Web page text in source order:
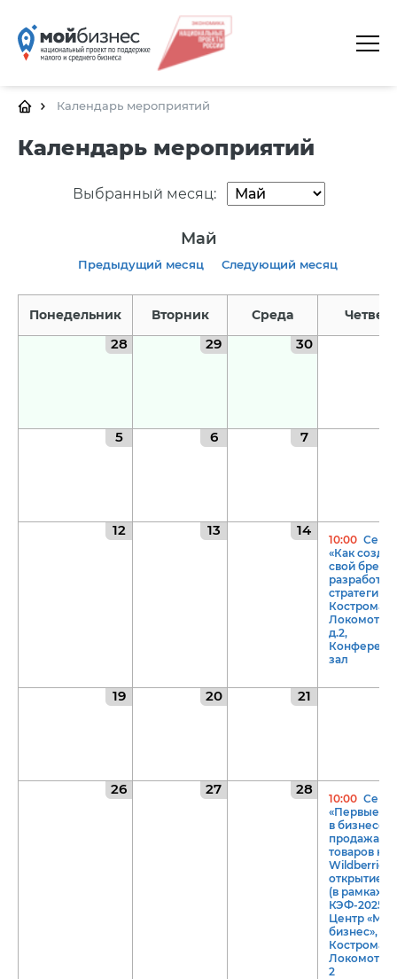
Версия для слабовидящих
ГЛАВНАЯ
О ПЛАТФОРМЕ
КОНТАКТЫ
Календарь мероприятий
Календарь мероприятий
Выбранный месяц:
Май
Предыдущий месяц Следующий месяц
Понедельник Вторник Среда
28 29 30
5 6 7
12 13 14
10:00
«Как
свой
стратегии»,
Кострома,
д.2,
зал
19 20 21
26 27 28
10:00
«Первые
в бизнесе:
продажа
товаров на
Wildberries
открытие
(в рамках
КЭФ-2025),
Центр «Мой
бизнес», г.
Кострома,
2